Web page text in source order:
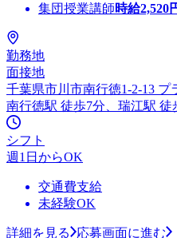
集団授業講師時給2,520
勤務地
面接地
千葉県市川市南行徳1-2-13 プ
南行徳駅 徒歩7分、瑞江駅 徒
シフト
週1日からOK
交通費支給
未経験OK
詳細を見る 応募画面に進む